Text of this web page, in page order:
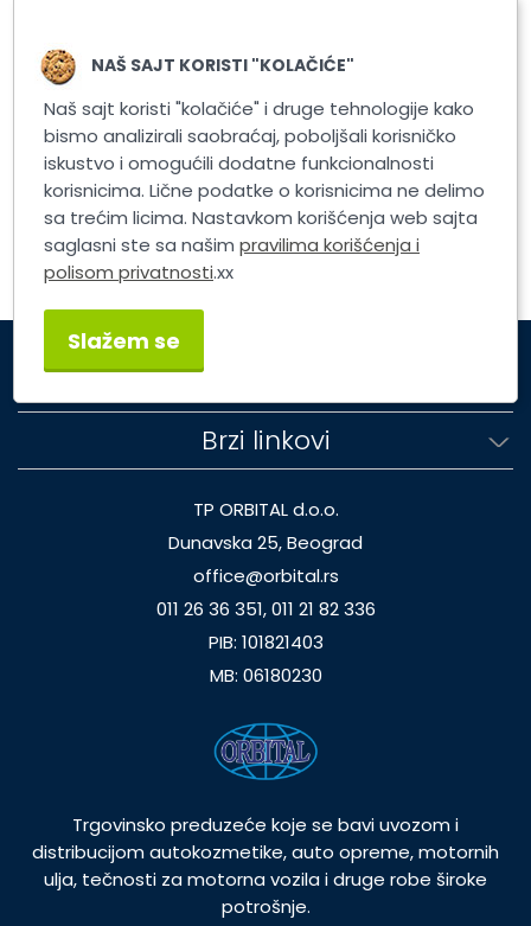
K2 BRAKE CLEANER 600ML
SPRAY
1
Korisnički servis
Brzi linkovi
TP ORBITAL d.o.o.
Dunavska 25, Beograd
office@orbital.rs
011 26 36 351, 011 21 82 336
PIB: 101821403
MB: 06180230
Trgovinsko preduzeće koje se bavi uvozom i
distribucijom autokozmetike, auto opreme, motornih
ulja, tečnosti za motorna vozila i druge robe široke
potrošnje.
NAŠ SAJT KORISTI "KOLAČIĆE"
Naš sajt koristi "kolačiće" i druge tehnologije kako
bismo analizirali saobraćaj, poboljšali korisničko
iskustvo i omogućili dodatne funkcionalnosti
korisnicima. Lične podatke o korisnicima ne delimo
sa trećim licima. Nastavkom korišćenja web sajta
saglasni ste sa našimpravilima korišćenja i
polisom privatnosti.xx
Slažem se